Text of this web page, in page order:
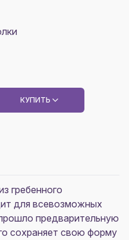
КУПИТЬ
гребенного
для всевозможных
предварительную
сохраняет свою форму